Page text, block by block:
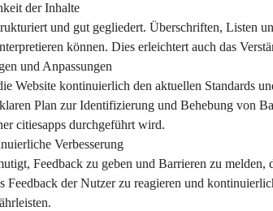
der Inhalte
und gut gegliedert. Überschriften, Listen
können. Dies erleichtert auch das
und Anpassungen
Website kontinuierlich den aktuellen Standards
Plan zur Identifizierung und Behebung von
citiesapps durchgeführt wird.
Verbesserung
Feedback zu geben und Barrieren zu
Feedback der Nutzer zu reagieren und